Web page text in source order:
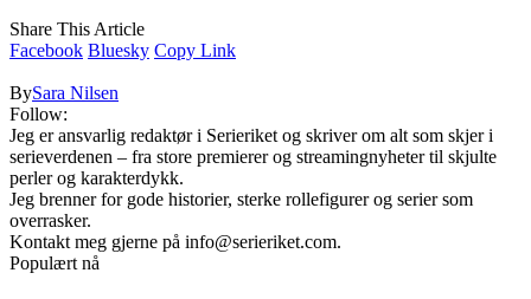
Share This Article
Facebook Bluesky Copy Link
BySara Nilsen
Follow:
Jeg er ansvarlig redaktør i Serieriket og skriver om alt som skjer i
serieverdenen – fra store premierer og streamingnyheter til skjulte
perler og karakterdykk.
Jeg brenner for gode historier, sterke rollefigurer og serier som
overrasker.
Kontakt meg gjerne på info@serieriket.com.
Populært nå